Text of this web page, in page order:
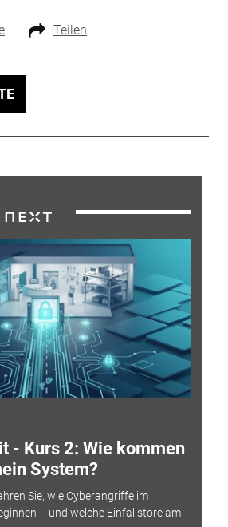
Teilen
- Kurs 2: Wie kommen
System?
Sie, wie Cyberangriffe im
– und welche Einfallstore am